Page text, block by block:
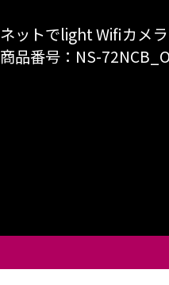
ネットでlight Wifiカメ
商品番号：NS-